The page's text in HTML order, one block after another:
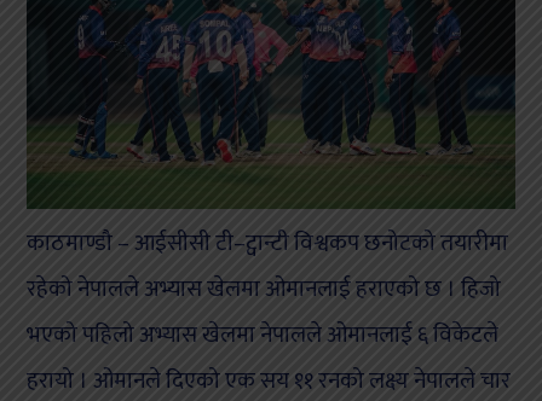
काठमाण्डौ – आईसीसी टी–ट्वान्टी विश्वकप छनोटको तयारीमा
रहेको नेपालले अभ्यास खेलमा ओमानलाई हराएको छ । हिजो
भएको पहिलो अभ्यास खेलमा नेपालले ओमानलाई ६ विकेटले
हरायो । ओमानले दिएको एक सय ११ रनको लक्ष्य नेपालले चार